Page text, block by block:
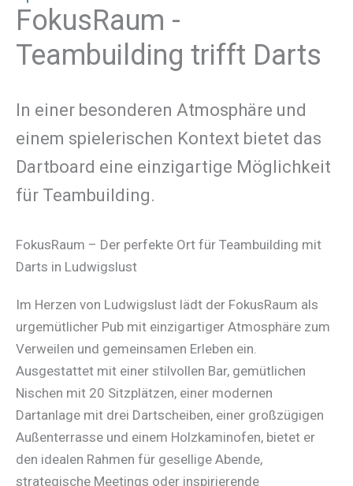
FokusRaum -
Teambuilding trifft Darts
In einer besonderen Atmosphäre und
einem spielerischen Kontext bietet das
Dartboard eine einzigartige Möglichkeit
für Teambuilding.
FokusRaum – Der perfekte Ort für Teambuilding mit
Darts in Ludwigslust
Im Herzen von Ludwigslust lädt der FokusRaum als
urgemütlicher Pub mit einzigartiger Atmosphäre zum
Verweilen und gemeinsamen Erleben ein.
Ausgestattet mit einer stilvollen Bar, gemütlichen
Nischen mit 20 Sitzplätzen, einer modernen
Dartanlage mit drei Dartscheiben, einer großzügigen
Außenterrasse und einem Holzkaminofen, bietet er
den idealen Rahmen für gesellige Abende,
strategische Meetings oder inspirierende